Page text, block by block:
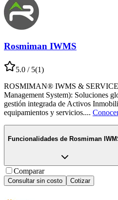
Rosmiman IWMS
5.0 / 5(1)
ROSMIMAN® IWMS &
Management System): Soluciones
gestión integrada de Activos
equipamientos y servicios....
Funcionalidades de Rosmiman
Comparar
Consultar sin costo Cotizar